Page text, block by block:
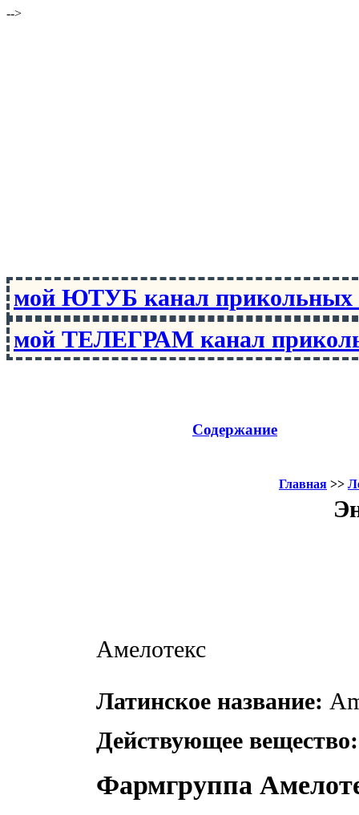
-->
мой ЮТУБ канал
мой ТЕЛЕГРАМ канал
Содержание
Главная >>
Амелотекс
Латинское название:
Действующее вещество:
Фармгруппа